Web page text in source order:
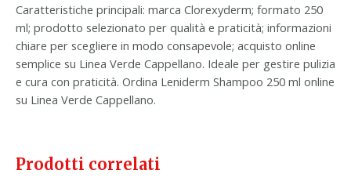
Caratteristiche principali: marca Clorexyderm; formato 250
ml; prodotto selezionato per qualità e praticità; informazioni
chiare per scegliere in modo consapevole; acquisto online
semplice su Linea Verde Cappellano. Ideale per gestire pulizia
e cura con praticità. Ordina Leniderm Shampoo 250 ml online
su Linea Verde Cappellano.
Prodotti correlati